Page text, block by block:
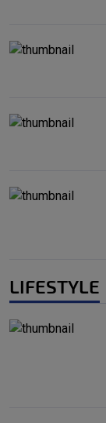
LIFESTYLE